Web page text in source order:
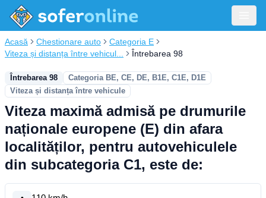
Acasă Chestionare auto
Categoria E
Viteza și distanța între vehicul...
Întrebarea 98
Întrebarea 98
Categoria BE, CE, DE, B1E, C1E, D1E
Viteza și distanța între vehicule
Viteza maximă admisă pe drumurile
naționale europene (E) din afara
localităților, pentru autovehiculele
din subcategoria C1, este de: